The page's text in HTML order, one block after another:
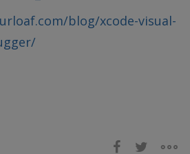
blog/xcode-visual-